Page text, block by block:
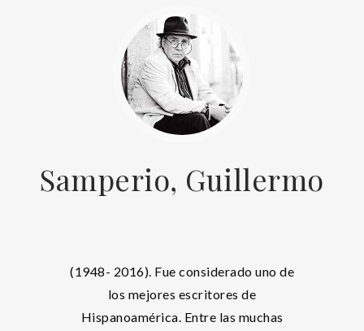
Samperio, Guillermo
(1948- 2016). Fue considerado uno de
los mejores escritores de
Hispanoamérica. Entre las muchas